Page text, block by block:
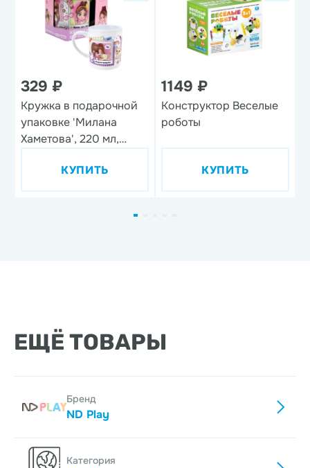
329 ₽
Кружка в подарочной
упаковке 'Милана
Хаметова', 220 мл,
КУПИТЬ
1149 ₽
Конструктор Веселые
роботы
КУПИТЬ
ЕЩЁ ТОВАРЫ
Бренд
ND Play
Категория